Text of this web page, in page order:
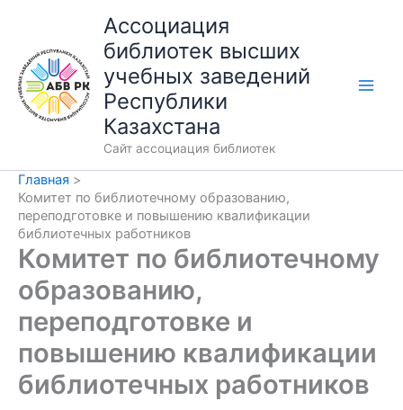
содержимому
Ассоциация
библиотек высших
учебных заведений
Республики
Казахстана
Сайт ассоциация библиотек
Главная
Комитет по библиотечному образованию,
переподготовке и повышению квалификации
библиотечных работников
Комитет по библиотечному
образованию,
переподготовке и
повышению квалификации
библиотечных работников